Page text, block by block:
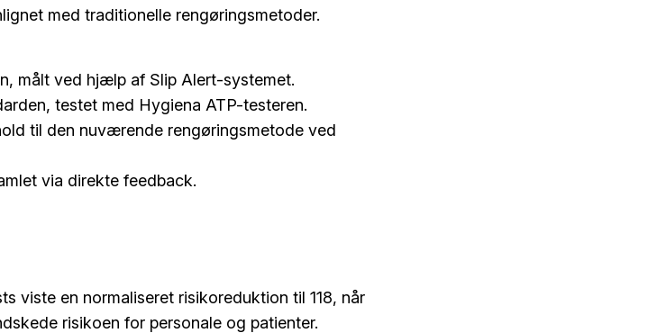
med traditionelle rengøringsmetoder.
målt ved hjælp af Slip Alert-systemet.
testet med Hygiena ATP-testeren.
til den nuværende rengøringsmetode ved
via direkte feedback.
viste en normaliseret risikoreduktion til 118, når
risikoen for personale og patienter.